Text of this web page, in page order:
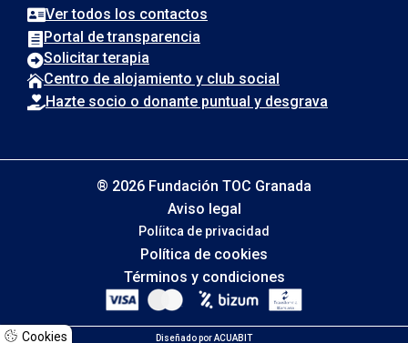
Cookies
Ver todos los contactos
 Portal de transparencia
Solicitar terapia
Centro de alojamiento y club social
Hazte socio o donante puntual y desgrava
® 2026 Fundación TOC Granada
Aviso legal
Políitca de privacidad
Política de cookies
Términos y condiciones
Diseñado porACUABIT